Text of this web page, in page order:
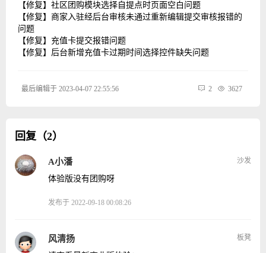
【修复】社区团购模块选择自提点时页面空白问题
【修复】商家入驻经后台审核未通过重新编辑提交审核报错的
问题
【修复】充值卡提交报错问题
【修复】后台新增充值卡过期时间选择控件缺失问题
最后编辑于 2023-04-07 22:55:56 2 3627
回复（2）
沙发
A小潘
体验版没有团购呀
发布于 2022-09-18 00:08:26
板凳
风清扬